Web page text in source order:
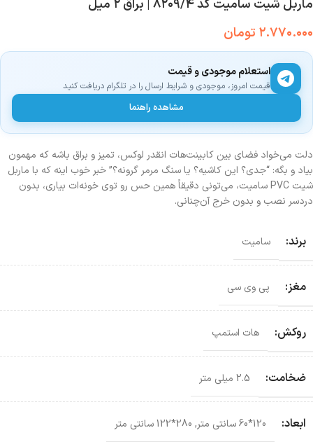
ماربل شیت سامیت کد ۸۲۰۹/۴ | براق ۲ میل
۲.۷۷۰.۰۰۰ تومان
استعلام موجودی و قیمت
قیمت امروز، موجودی و شرایط ارسال را در تلگرام دریافت کنید
مشاهده راهنما
دلت می‌خواد فضای بین کابینت‌هات انقدر لوکس، تمیز و براق باشه که مهمون
بیاد و بگه: “جدی؟ این کاشیه؟ یا سنگ مرمر گرونه؟” خبر خوب اینه که با ماربل
شیت PVC سامیت، می‌تونی دقیقاً همین حس رو توی خونه‌ات بیاری، بدون
دردسر نصب و بدون خرج آن‌چنانی.
برند: سامیت
مغز: پی وی سی
روکش: هات استمپ
ضخامت: 2.5 میلی متر
ابعاد: 120*60 سانتی‌ متر , 280*122 سانتی‌ متر